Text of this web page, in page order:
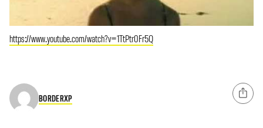
https://www.youtube.com/watch?v=1TtPtr0Fr5Q
BORDERXP